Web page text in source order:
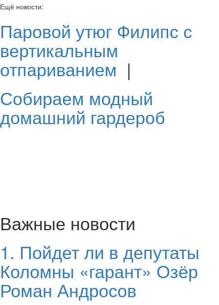
Ещё новости:
Паровой утюг Филипс с
вертикальным
отпариванием |
Собираем модный
домашний гардероб
Важные новости
1. Пойдет ли в депутаты
Коломны «гарант» Озёр
Роман Андросов